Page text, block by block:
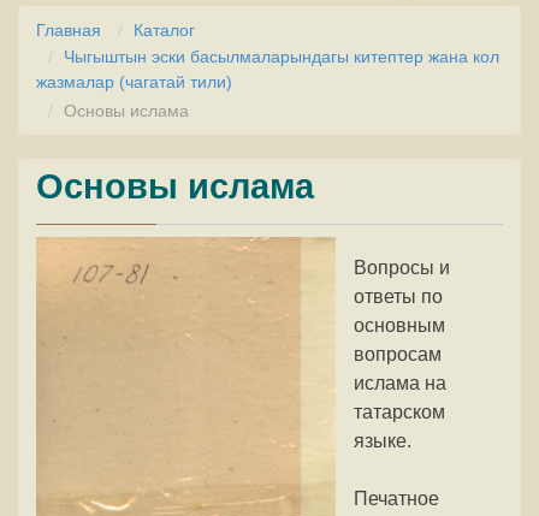
Главная
Каталог
Чыгыштын эски басылмаларындагы китептер жана кол
жазмалар (чагатай тили)
Основы ислама
Основы ислама
Вопросы и
ответы по
основным
вопросам
ислама на
татарском
языке.
Печатное